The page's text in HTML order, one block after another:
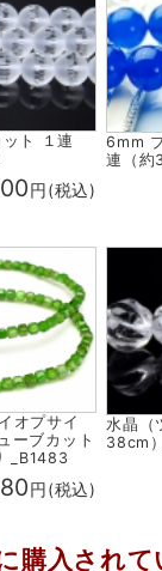
ト １連
円(税込)
6mm
連（約
オプサイ
ブカット
_B1483
円(税込)
水晶（
38cm
購入されて